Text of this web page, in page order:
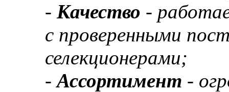
- Качество -
с проверенными
селекционерами;
-Ассортимент -